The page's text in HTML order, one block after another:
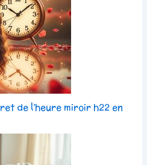
de l’heure miroir h22 en